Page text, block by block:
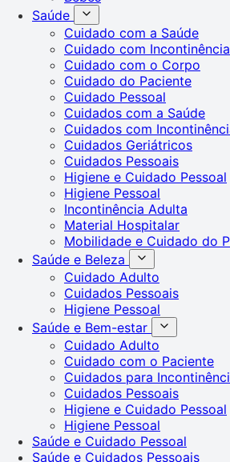
Saúde
Cuidado com a Saúde
Cuidado com Incontinência
Cuidado com o Corpo
Cuidado do Paciente
Cuidado Pessoal
Cuidados com a Saúde
Cuidados com
Cuidados Geriátricos
Cuidados Pessoais
Higiene e Cuidado Pessoal
Higiene Pessoal
Incontinência Adulta
Material Hospitalar
Mobilidade e Cuidado do
Saúde e Beleza
Cuidado Adulto
Cuidados Pessoais
Higiene Pessoal
Saúde e Bem-estar
Cuidado Adulto
Cuidado com o Paciente
Cuidados para
Cuidados Pessoais
Higiene e Cuidado Pessoal
Higiene Pessoal
Saúde e Cuidado Pessoal
Saúde e Cuidados Pessoais